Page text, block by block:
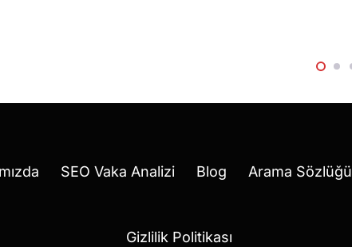
SEO Vaka Analizi Blog Arama Sözlüğü
Gizlilik Politikası